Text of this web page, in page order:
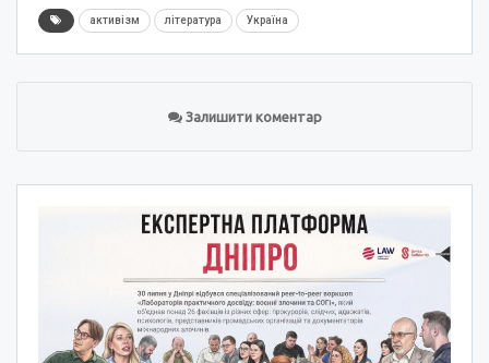
активізм література Україна
Залишити коментар